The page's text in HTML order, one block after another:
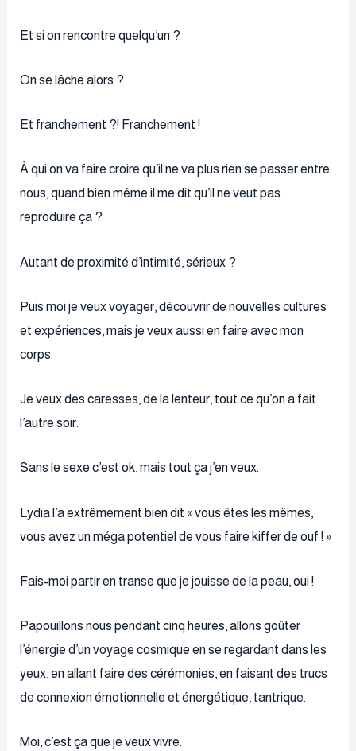
Et si on rencontre quelqu’un ?
On se lâche alors ?
Et franchement ?! Franchement !
À qui on va faire croire qu’il ne va plus rien se passer entre
nous, quand bien même il me dit qu’il ne veut pas
reproduire ça ?
Autant de proximité d’intimité, sérieux ?
Puis moi je veux voyager, découvrir de nouvelles cultures
et expériences, mais je veux aussi en faire avec mon
corps.
Je veux des caresses, de la lenteur, tout ce qu’on a fait
l’autre soir.
Sans le sexe c’est ok, mais tout ça j’en veux.
Lydia l’a extrêmement bien dit « vous êtes les mêmes,
vous avez un méga potentiel de vous faire kiffer de ouf ! »
Fais-moi partir en transe que je jouisse de la peau, oui !
Papouillons nous pendant cinq heures, allons goûter
l’énergie d’un voyage cosmique en se regardant dans les
yeux, en allant faire des cérémonies, en faisant des trucs
de connexion émotionnelle et énergétique, tantrique.
Moi, c’est ça que je veux vivre.